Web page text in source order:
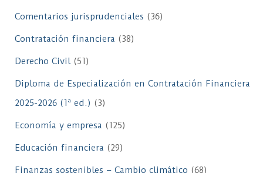
Comentarios jurisprudenciales (36)
Contratación financiera (38)
Derecho Civil(51)
Diploma de Especialización en Contratación Financiera
2025-2026 (1ª ed.) (3)
Economía y empresa (125)
Educación financiera (29)
Finanzas sostenibles – Cambio climático (68)